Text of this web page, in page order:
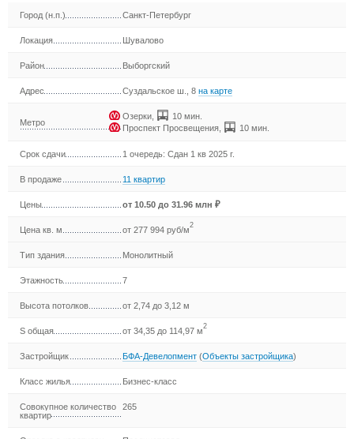
Город (н.п.) Санкт-Петербург
Локация Шувалово
Район Выборгский
Адрес Суздальское ш., 8на карте
Метро
Озерки
10 мин.
Проспект Просвещения, 10 мин.
Срок сдачи 1 очередь: Сдан 1 кв 2025 г.
В продаже 11 квартир
Цены от10.50 до 31.96 млн ₽
Цена кв. м от 277 994 руб/м2
Тип здания Монолитный
Этажность 7
Высота потолков от 2,74 до 3,12 м
S общая от 34,35 до 114,97 м2
Застройщик БФА-Девелопмент (Объекты застройщика)
Класс жилья Бизнес-класс
Совокупное количество
квартир
265